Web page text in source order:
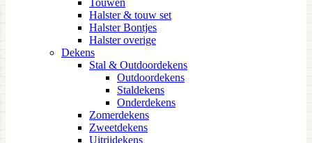
Halster & touw set
Halster Bontjes
Halster overige
Dekens
Stal & Outdoordekens
Outdoordekens
Staldekens
Onderdekens
Zomerdekens
Zweetdekens
Uitrijdekens